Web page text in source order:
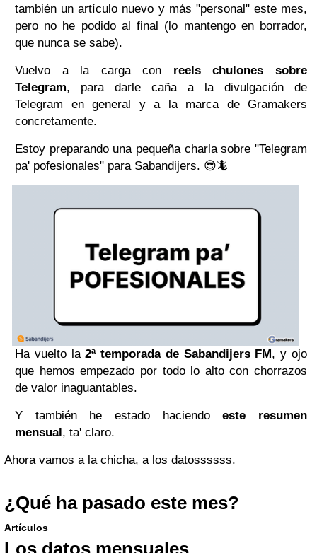
también un artículo nuevo y más "personal" este mes,
pero no he podido al final (lo mantengo en borrador,
que nunca se sabe).
Vuelvo a la carga con reels chulones sobre
Telegram, para darle caña a la divulgación de
Telegram en general y a la marca de Gramakers
concretamente.
Estoy preparando una pequeña charla sobre "Telegram
pa' pofesionales" para Sabandijers. 😎🦎
Ha vuelto la2ª temporada de Sabandijers FM , y ojo
que hemos empezado por todo lo alto con chorrazos
de valor inaguantables.
Y también he estado haciendoeste resumen
mensual , ta' claro.
Ahora vamos a la chicha, a los datossssss.
¿Qué ha pasado este mes?
Artículos
Los datos mensuales